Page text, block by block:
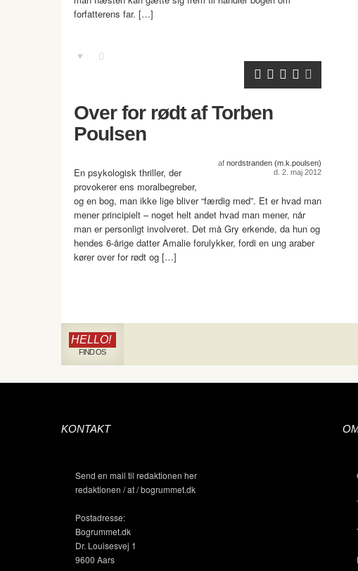
forfatterens far. […]
Over for rødt af Torben
Poulsen
af nordstranden (m.k.poulsen)
d. 2. maj 2012
En psykologisk thriller, der
provokerer ens moralbegreber,
og en bog, man ikke lige bliver “færdig med”. Et er hvad man
mener principielt – noget helt andet hvad man mener, når
man er personligt involveret. Det må Gry erkende, da hun og
hendes 6-årige datter Amalie forulykker, fordi en ung araber
kører over for rødt og […]
HELLO!
FIND OS
KONTAKT
Send en mail til redaktionen her
redaktionen / at / bogrummet.dk
Postadresse:
Bogrummet.dk
Dr. Louisesvej 1
9600 Aars